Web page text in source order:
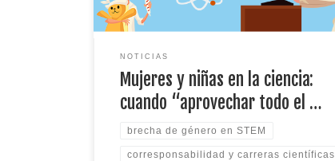
NOTICIAS
Mujeres y niñas en la ciencia:
cuando “aprovechar todo el …
brecha de género en STEM
corresponsabilidad y carreras científicas